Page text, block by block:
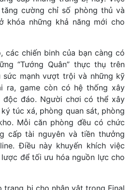
cường chỉ số phòng thủ và
khóa những khả năng mới cho
các chiến binh của bạn càng có
“Tướng Quân” thực thụ trên
sức mạnh vượt trội và những kỹ
ra, game còn có hệ thống xây
đáo. Người chơi có thể xây
túc xá, phòng quan sát, phòng
Mỗi căn phòng đều có chức
cấp tài nguyên và tiền thưởng
Điều này khuyến khích việc
để tối ưu hóa nguồn lực cho